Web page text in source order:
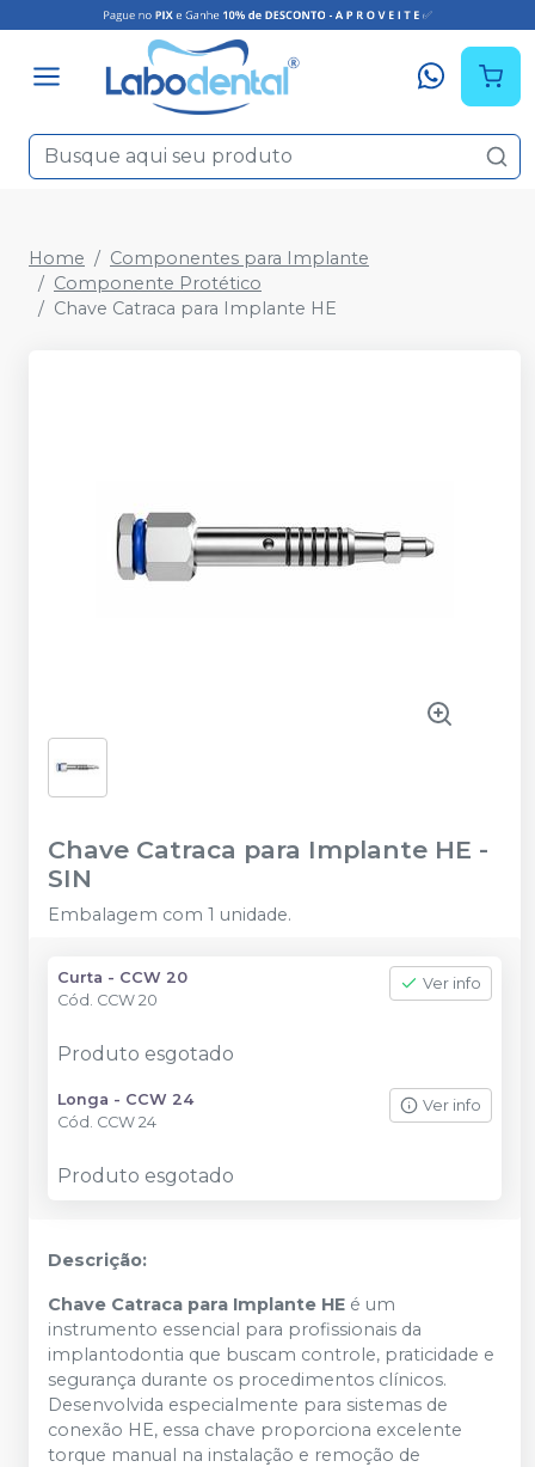
Home
Componentes para Implante
Componente Protético
Chave Catraca para Implante HE
Chave Catraca para Implante HE -
SIN
Embalagem com 1 unidade.
Curta - CCW 20
Cód. CCW 20
Ver info
Produto esgotado
Longa - CCW 24
Cód. CCW 24
Ver info
Produto esgotado
Descrição:
Chave Catraca para Implante HE é um
instrumento essencial para profissionais da
implantodontia que buscam controle, praticidade e
segurança durante os procedimentos clínicos.
Desenvolvida especialmente para sistemas de
conexão HE, essa chave proporciona excelente
torque manual na instalação e remoção de